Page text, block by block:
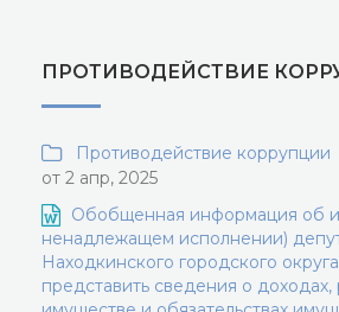
ПРОТИВОДЕЙСТВИЕ
Противодействие коррупции
от 2 апр, 2025
Обобщенная информация об
ненадлежащем исполнении)
Находкинского городского
представить сведения о доходах,